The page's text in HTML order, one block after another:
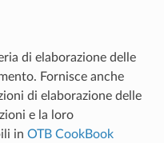
di elaborazione delle
Fornisce anche
di elaborazione delle
e la loro
in OTB CookBook